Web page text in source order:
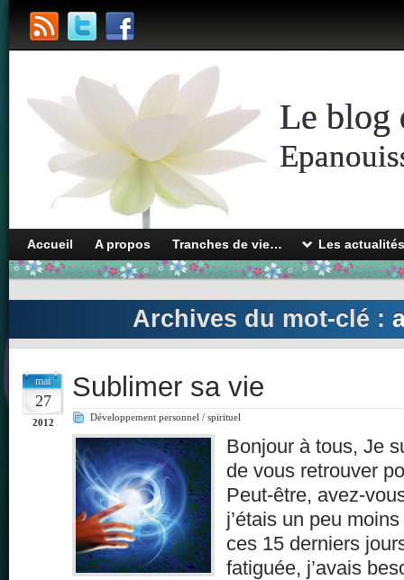
Le blog
Accueil A propos Tranches de vie… Les
Archives du mot-clé :
mai
27
2012
Sublimer sa vie
Développement personnel / spirituel
Bonjour à tous, Je
de vous retrouver
Peut-être, avez-
j’étais un peu
ces 15 derniers
fatiguée, j’avais